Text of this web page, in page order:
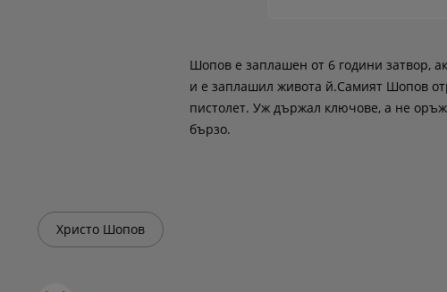
Шопов е заплашен от 6 години затвор,
и е заплашил живота й.Самият Шопов
пистолет. Уж държал ключове, а не
бързо.
Христо Шопов